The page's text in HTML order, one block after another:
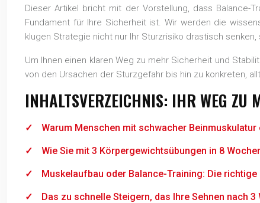
Dieser Artikel bricht mit der Vorstellung, dass Balance-
Fundament für Ihre Sicherheit ist. Wir werden die
klugen Strategie nicht nur Ihr Sturzrisiko drastisch
Um Ihnen einen klaren Weg zu mehr Sicherheit und
von den Ursachen der Sturzgefahr bis hin zu konkreten,
INHALTSVERZEICHNIS: IHR WEG ZU
Warum Menschen mit schwacher
Wie Sie mit 3 Körpergewichtsübungen in 8
Muskelaufbau oder Balance-Training: Die
Das zu schnelle Steigern, das Ihre Sehnen nach